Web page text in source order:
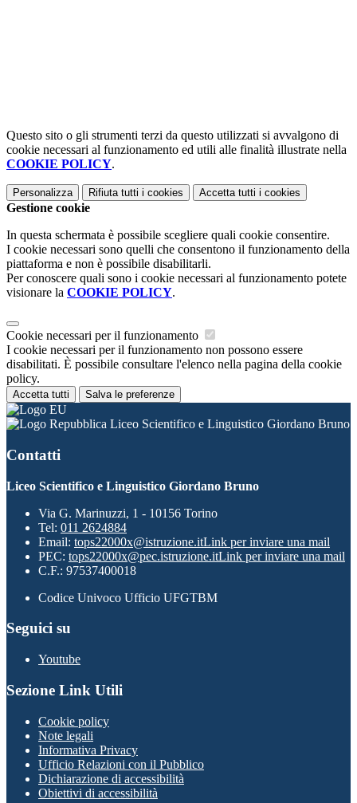
Questo sito o gli strumenti terzi da questo utilizzati si avvalgono di
cookie necessari al funzionamento ed utili alle finalità illustrate nella
COOKIE POLICY.
Personalizza Rifiuta tutti i cookies Accetta tutti i cookies
Gestione cookie
In questa schermata è possibile scegliere quali cookie consentire.
I cookie necessari sono quelli che consentono il funzionamento della
piattaforma e non è possibile disabilitarli.
Per conoscere quali sono i cookie necessari al funzionamento potete
visionare la COOKIE POLICY.
Cookie necessari per il funzionamento
I cookie necessari per il funzionamento non possono essere
disabilitati. È possibile consultare l'elenco nella pagina della cookie
policy.
Accetta tutti Salva le preferenze
Liceo Scientifico e Linguistico Giordano Bruno
Contatti
Liceo Scientifico e Linguistico Giordano Bruno
Via G. Marinuzzi, 1 - 10156 Torino
Tel: 011 2624884
Email: tops22000x@istruzione.itLink per inviare una mail
PEC: tops22000x@pec.istruzione.itLink per inviare una mail
C.F.: 97537400018
Codice Univoco Ufficio UFGTBM
Seguici su
Youtube
Sezione Link Utili
Cookie policy
Note legali
Informativa Privacy
Ufficio Relazioni con il Pubblico
Dichiarazione di accessibilità
Obiettivi di accessibilità